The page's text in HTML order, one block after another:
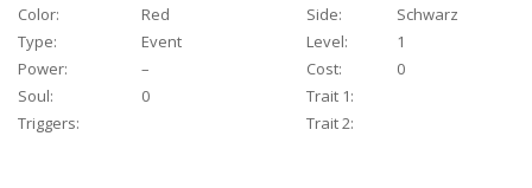
Color:
Red Side:
Schwarz
Type:
Event Level:
1
Power:
– Cost:
0
Soul:
0
Trait 1:
Triggers:
Trait 2: